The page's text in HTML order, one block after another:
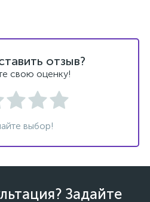
отзыв?
свою оценку!
выбор!
Задайте